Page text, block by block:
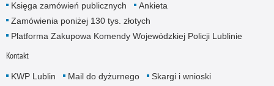
Księga zamówień publicznych
Ankieta
Zamówienia poniżej 130 tys. złotych
Platforma Zakupowa Komendy Wojewódzkiej Policji Lublinie
Kontakt
KWP Lublin Mail do dyżurnego
Skargi i wnioski